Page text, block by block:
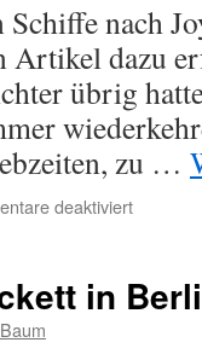
nach
Artikel dazu
übrig
zu …
deaktiviert
Marine
…
in